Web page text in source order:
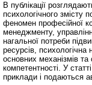
В публікації
психологічного змісту
феномен професійної
менеджменту,
нагальної потреби
ресурсів, психологічна
основних механізмів
компетентності. У
приклади і подаються